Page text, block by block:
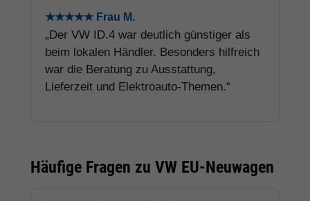
★★★★★ Frau M.
„Der VW ID.4 war deutlich günstiger als
beim lokalen Händler. Besonders hilfreich
war die Beratung zu Ausstattung,
Lieferzeit und Elektroauto-Themen.“
Häufige Fragen zu VW EU-Neuwagen